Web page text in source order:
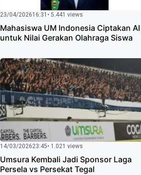
23/04/202616:31 • 5.441 views
Mahasiswa UM Indonesia Ciptakan AI
untuk Nilai Gerakan Olahraga Siswa
14/03/202623:45• 1.021 views
Umsura Kembali Jadi Sponsor Laga
Persela vs Persekat Tegal